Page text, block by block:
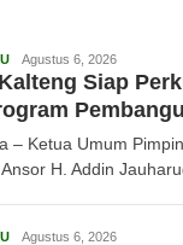
Redaksi
Agustus 6, 2026
Siap
– Ketua Umum
H. Addin
Redaksi
Agustus 6, 2026